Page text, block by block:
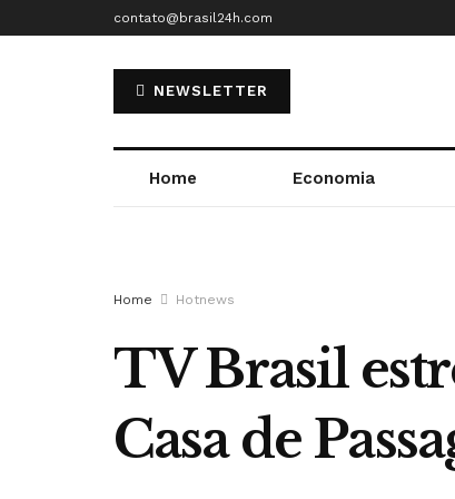
contato@brasil24h.com
NEWSLETTER
Home Economia
Home Hotnews
TV Brasil
Casa de